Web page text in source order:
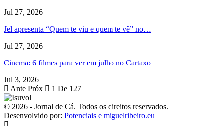
Jul 27, 2026
Jel apresenta “Quem te viu e quem te vê” no…
Jul 27, 2026
Cinema: 6 filmes para ver em julho no Cartaxo
Jul 3, 2026
Ante Próx 1 De 127
© 2026 - Jornal de Cá. Todos os direitos reservados.
Desenvolvido por: Potenciais e miguelribeiro.eu